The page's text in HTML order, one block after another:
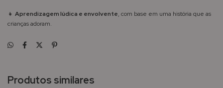
👧 Aprendizagem lúdica e envolvente, com base em uma história que as
crianças adoram.
Produtos similares